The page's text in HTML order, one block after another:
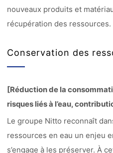
nouveaux produits et
récupération des ressources.
Conservation des
[Réduction de la
risques liés à l’eau,
Le groupe Nitto reconnaît
ressources en eau un enjeu
s’engage à les préserver. À